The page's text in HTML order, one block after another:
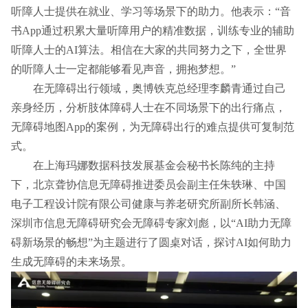
听障人士提供在就业、学习等场景下的助力。他表示：“音
书App通过积累大量听障用户的精准数据，训练专业的辅助
听障人士的AI算法。相信在大家的共同努力之下，全世界
的听障人士一定都能够看见声音，拥抱梦想。”
在无障碍出行领域，奥博铁克总经理李麟青通过自己
亲身经历，分析肢体障碍人士在不同场景下的出行痛点，
无障碍地图App的案例，为无障碍出行的难点提供可复制范
式。
在上海玛娜数据科技发展基金会秘书长陈纯的主持
下，北京聋协信息无障碍推进委员会副主任朱轶琳、中国
电子工程设计院有限公司健康与养老研究所副所长韩涵、
深圳市信息无障碍研究会无障碍专家刘彪，以“AI助力无障
碍新场景的畅想”为主题进行了圆桌对话，探讨AI如何助力
生成无障碍的未来场景。